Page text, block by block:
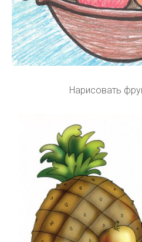
Нарисовать